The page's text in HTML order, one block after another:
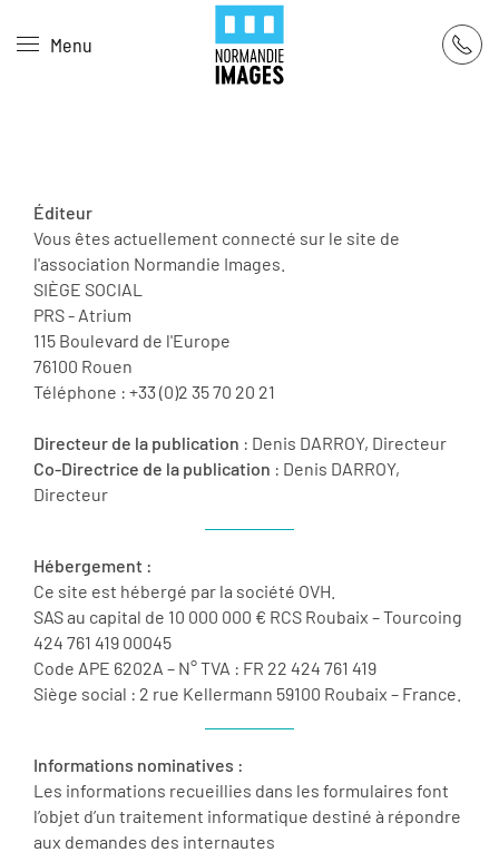
Skip to main content
Menu
Éditeur
Vous êtes actuellement connecté sur le site de
l'association Normandie Images.
SIÈGE SOCIAL
PRS - Atrium
115 Boulevard de l'Europe
76100 Rouen
Téléphone : +33 (0)2 35 70 20 21
Directeur de la publication : Denis DARROY, Directeur
Co-Directrice de la publication : Denis DARROY,
Directeur
Hébergement :
Ce site est hébergé par la société OVH.
SAS au capital de 10 000 000 € RCS Roubaix – Tourcoing
424 761 419 00045
Code APE 6202A – N° TVA : FR 22 424 761 419
Siège social : 2 rue Kellermann 59100 Roubaix – France.
Informations nominatives :
Les informations recueillies dans les formulaires font
l’objet d’un traitement informatique destiné à répondre
aux demandes des internautes
Panneau de gestion des cookies